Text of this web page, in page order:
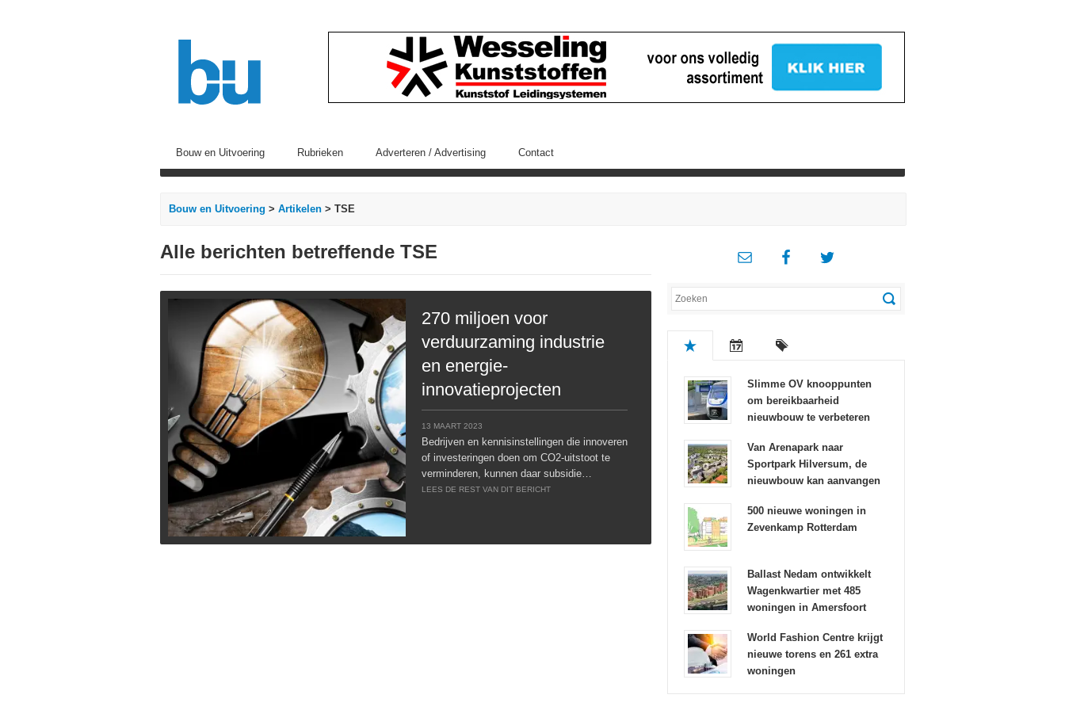
Bouw en Uitvoering Rubrieken Adverteren / Advertising Contact
Bouw en Uitvoering > Artikelen > TSE
Alle berichten betreffende TSE
270 miljoen voor
verduurzaming industrie
en energie-
innovatieprojecten
13 MAART 2023
Bedrijven en kennisinstellingen die innoveren
of investeringen doen om CO2-uitstoot te
verminderen, kunnen daar subsidie…
LEES DE REST VAN DIT BERICHT
Slimme OV knooppunten
om bereikbaarheid
nieuwbouw te verbeteren
Van Arenapark naar
Sportpark Hilversum, de
nieuwbouw kan aanvangen
500 nieuwe woningen in
Zevenkamp Rotterdam
Ballast Nedam ontwikkelt
Wagenkwartier met 485
woningen in Amersfoort
World Fashion Centre krijgt
nieuwe torens en 261 extra
woningen